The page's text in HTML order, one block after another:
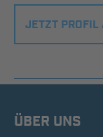
JETZT PROFIL
ÜBER UNS